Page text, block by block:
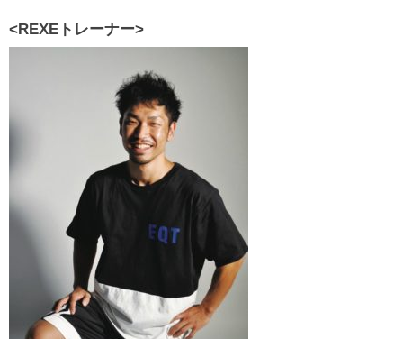
<REXEトレーナー>